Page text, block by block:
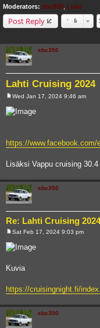
Moderators: sbc350 Luke
Post Reply
sbc350
Lahti Cruising 2024
o
s
Wed Jan 17, 2024 9:46 am
https://
Lisäksi Vappu cruising 30.4
sbc350
Re: Lahti Cruising 2024
o
s
Sat Feb 17, 2024 9:03 pm
Kuvia
https://cruisingnight.fi/
sbc350